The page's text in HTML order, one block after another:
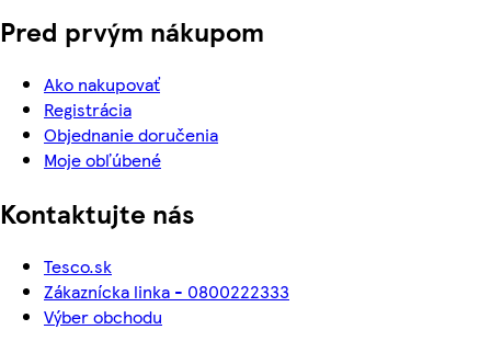
Pred prvým nákupom
Ako nakupovať
Registrácia
Objednanie doručenia
Moje obľúbené
Kontaktujte nás
Tesco.sk
Zákaznícka linka - 0800222333
Výber obchodu